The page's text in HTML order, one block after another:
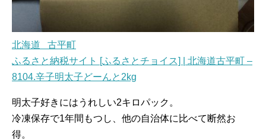
北海道 古平町
ふるさと納税サイト [ふるさとチョイス] | 北海道古平町 –
8104.辛子明太子どーんと2kg
明太子好きにはうれしい2キロパック。
冷凍保存で1年間もつし、他の自治体に比べて断然お
得。